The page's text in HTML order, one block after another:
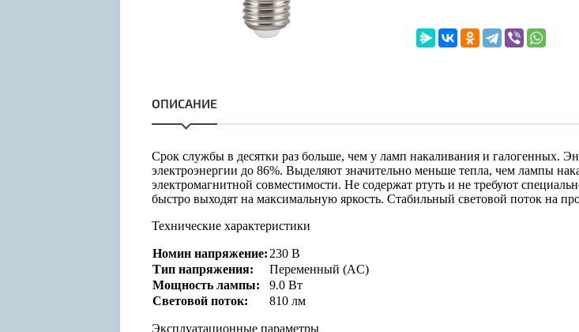
ОПИСАНИЕ
Срок службы в десятки раз больше, чем у ламп накаливания и галогенных.
электроэнергии до 86%. Выделяют значительно меньше тепла, чем лампы
электромагнитной совместимости. Не содержат ртуть и не требуют
быстро выходят на максимальную яркость. Стабильный световой поток на
Технические характеристики
Номин напряжение: 230 В
Тип напряжения:
Переменный (AC)
Мощность лампы:
9.0 Вт
Световой поток:
810 лм
Эксплуатационные параметры